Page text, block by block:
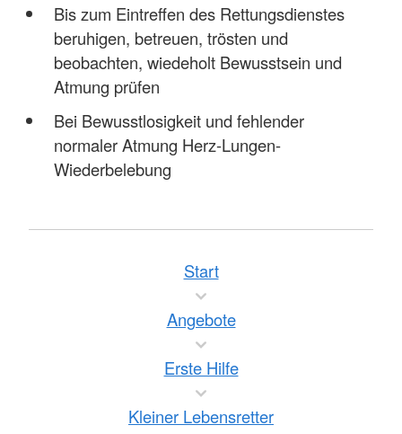
Bis zum Eintreffen des Rettungsdienstes
beruhigen, betreuen, trösten und
beobachten, wiedeholt Bewusstsein und
Atmung prüfen
Bei Bewusstlosigkeit und fehlender
normaler Atmung Herz-Lungen-
Wiederbelebung
Start
Angebote
Erste Hilfe
Kleiner Lebensretter